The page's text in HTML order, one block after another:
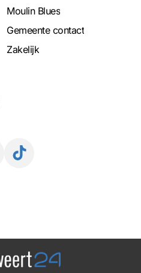
Moulin Blues
Gemeente contact
Zakelijk